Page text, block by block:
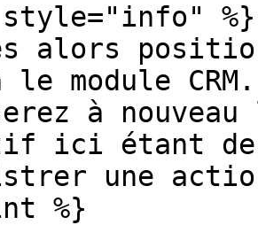
%}
alors
module
à
ici étant de
une
%}